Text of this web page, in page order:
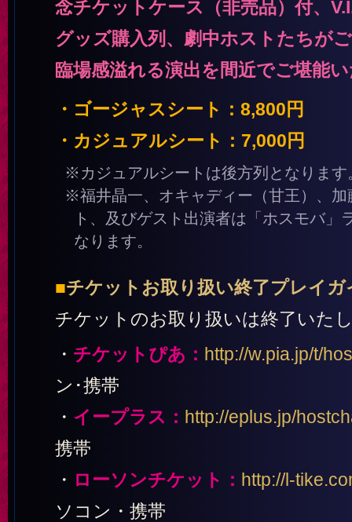
念チケットケース（非売品）付、
グッズ購入列、劇中ホストたちが
臨場感溢れる演出を間近でご堪能
・ゴージャスシート：8,800円
・カジュアルシート：7,000円
※カジュアルシートは後方列となります
※福井晶一、オキャディー（甘王）、加
ト、及びゲスト出演者は「ホスモバ」
なります。
■チケットお取り扱い終了プレイガ
チケットのお取り扱いは終了いた
・ チケットぴあ： http://w.pia.jp/t/
ン･携帯
・ イープラス： http://eplus.jp/
携帯
・ ローソンチケット： http://l-
ソコン・携帯